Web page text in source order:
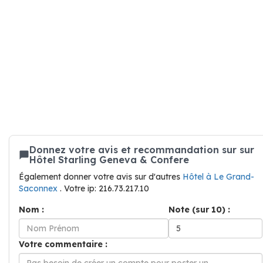
Donnez votre avis et recommandation sur sur
Hôtel Starling Geneva & Confere
Également donner votre avis sur d'autres Hôtel à Le Grand-
Saconnex . Votre ip: 216.73.217.10
Nom :
Note (sur 10) :
Votre commentaire :